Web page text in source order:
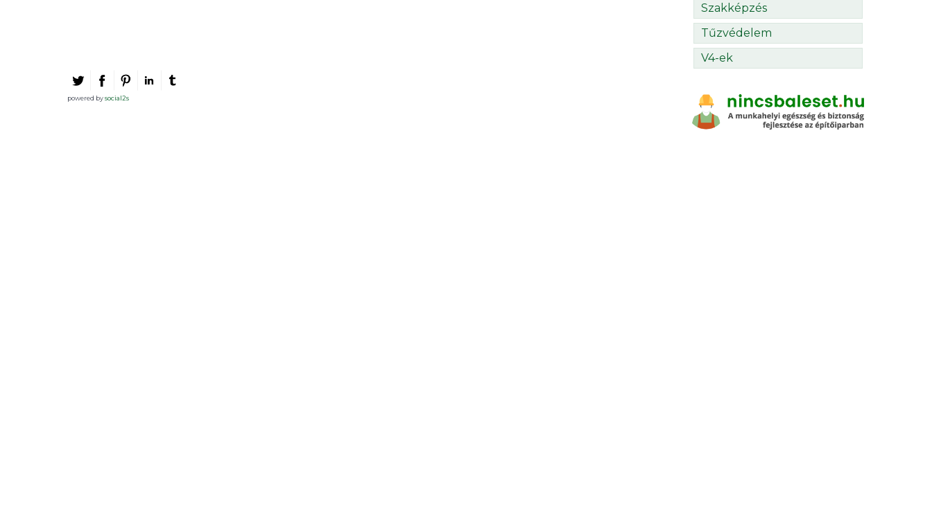
powered bysocial2s
Szakképzés
Tűzvédelem
V4-ek